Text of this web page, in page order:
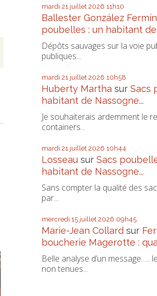
mardi 21 juillet 2026 11h10
Ballester González Fermín
poubelles : un habitant de
Dépôts sauvages sur la voie
publiques...
mardi 21 juillet 2026 10h58
Huberty Martha surSacs
habitant de Nassogne...
Je souhaiterais ardemment le
containers...
mardi 21 juillet 2026 10h44
Losseau surSacs
habitant de Nassogne...
Sans compter la qualité des
par...
mercredi 15 juillet 2026 09h45
Marie-Jean Collard sur
boucherie Magerotte :
Belle analyse d’un message…..
non tenues...